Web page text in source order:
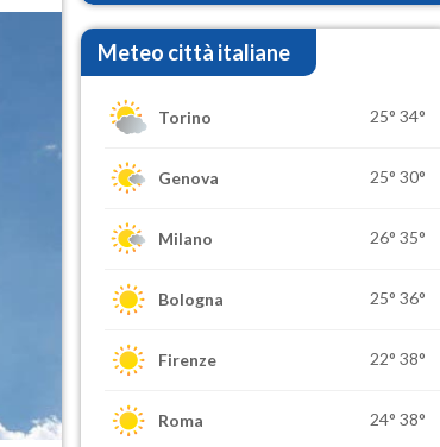
Meteo città italiane
Torino 25° 34°
Genova 25° 30°
Milano 26° 35°
Bologna 25° 36°
Firenze 22° 38°
Roma 24° 38°